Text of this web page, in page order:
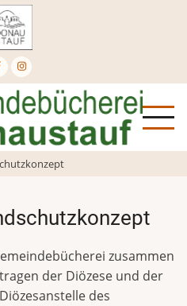
zusammen
der Diözese und der
des